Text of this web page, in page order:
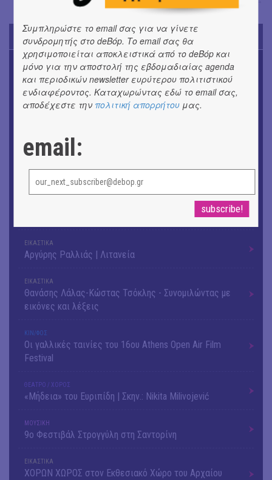
TODAY'S EVENTS
ΜΟΥΣΙΚΗ
Το 6ο Kournos Music Festival στη Λήμνο
ΚΙΝ/ΦΟΣ
Κινηματογράφος με ελεύθερη είσοδο στη Δημοτική
ΘΕΑΤΡΟ / ΧΟΡΟΣ
λαού
ΕΙΚΑΣΤΙΚΑ
Αργύρης Ραλλιάς | Λιτανεία
ΕΙΚΑΣΤΙΚΑ
Θανάσης Λάλας-Κώστας Τσόκλης - Συνομιλώντας με
εικόνες και λέξεις
ΚΙΝ/ΦΟΣ
Οι γαλλικές ταινίες του 16ου Athens Open Air Film
Festival
ΘΕΑΤΡΟ / ΧΟΡΟΣ
«Μήδεια» του Ευριπίδη | Σκην.: Nikita Milivojević
ΜΟΥΣΙΚΗ
9o Φεστιβάλ Στρογγύλη στη Σαντορίνη
ΕΙΚΑΣΤΙΚΑ
ΧΟΡΩΝ ΧΩΡΟΣ στον Εκθεσιακό Χώρο του Αρχαίου
Συμπληρώστε το email σας για να γίνετε
συνδρομητής στο deBόp. Το email σας θα
χρησιμοποιείται αποκλειστικά από το deBόp και
μόνο για την αποστολή της εβδομαδιαίας agenda
και περιοδικών newsletter ευρύτερου πολιτιστικού
ενδιαφέροντος. Καταχωρώντας εδώ το email σας,
αποδέχεστε την πολιτική απορρήτου μας.
email: